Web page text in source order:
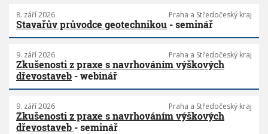
8. září 2026 Praha a Středočeský kraj
Stavařův průvodce geotechnikou - seminář
9. září 2026 Praha a Středočeský kraj
Zkušenosti z praxe s navrhováním výškových
dřevostaveb - webinář
9. září 2026 Praha a Středočeský kraj
Zkušenosti z praxe s navrhováním výškových
dřevostaveb - seminář